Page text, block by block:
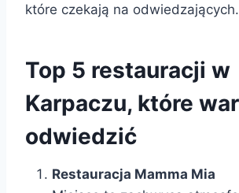
które czekają na odwiedzających.
Top 5 restauracji w
Karpaczu, które
odwiedzić
Restauracja Mamma Mia